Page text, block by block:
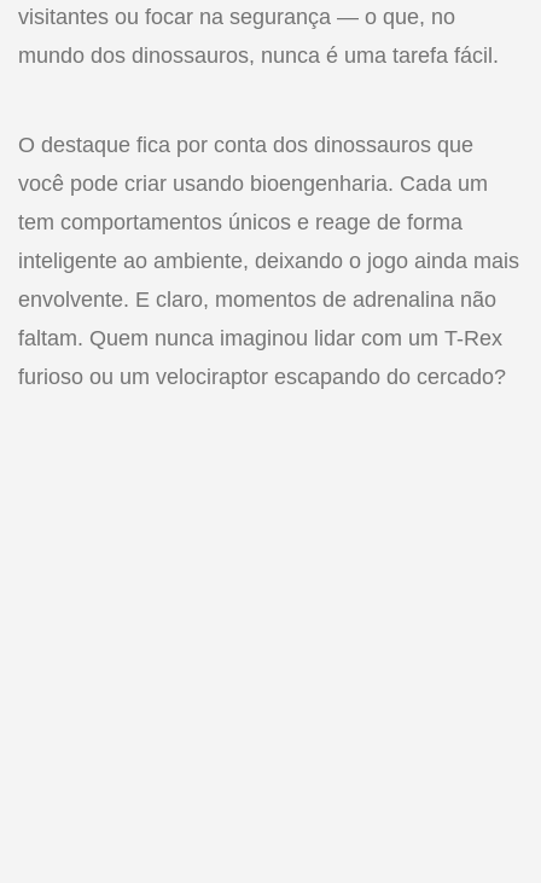
visitantes ou focar na segurança — o que, no
mundo dos dinossauros, nunca é uma tarefa fácil.
O destaque fica por conta dos dinossauros que
você pode criar usando bioengenharia. Cada um
tem comportamentos únicos e reage de forma
inteligente ao ambiente, deixando o jogo ainda mais
envolvente. E claro, momentos de adrenalina não
faltam. Quem nunca imaginou lidar com um T-Rex
furioso ou um velociraptor escapando do cercado?